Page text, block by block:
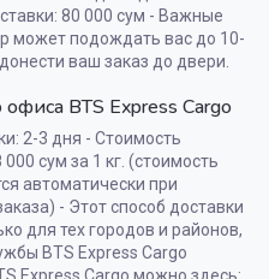
80 000 сум - Важные
может подождать вас до 10-
ваш заказ до двери.
BTS Express Cargo
2-3 дня - Стоимость
000 сум за 1 кг. (стоимость
автоматически при
- Этот способ доставки
для тех городов и районов,
BTS Express Cargo
Express Cargo можно здесь: